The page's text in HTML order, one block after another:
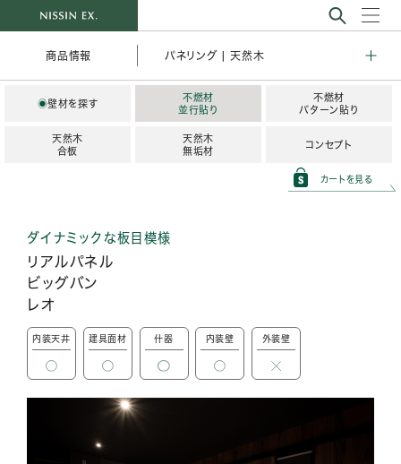
商品情報 パネリング | 天然木
◉壁材を探す
不燃材
並行貼り
不燃材
パターン貼り
天然木
合板
天然木
無垢材
コンセプト
カートを見る
ダイナミックな板目模様
リアルパネル
ビッグバン
レオ
内装天井 建具面材 什器 内装壁 外装壁